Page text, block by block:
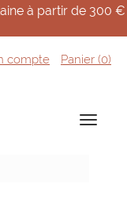
à partir de 300 €
compte Panier (0)